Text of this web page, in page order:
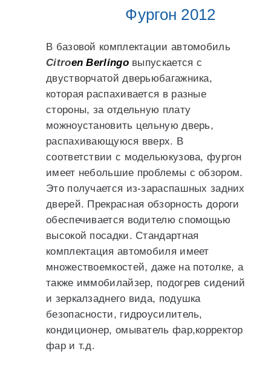
Фургон 2012
В базовой комплектации автомобиль
Citroеn Berlingoвыпускается с
двустворчатой дверьюбагажника,
которая распахивается в разные
стороны, за отдельную плату
можноустановить цельную дверь,
распахивающуюся вверх. В
соответствии с модельюкузова, фургон
имеет небольшие проблемы с обзором.
Это получается из-зараспашных задних
дверей. Прекрасная обзорность дороги
обеспечивается водителю спомощью
высокой посадки. Стандартная
комплектация автомобиля имеет
множествоемкостей, даже на потолке, а
также иммобилайзер, подогрев сидений
и зеркалзаднего вида, подушка
безопасности, гидроусилитель,
кондиционер, омыватель фар,корректор
фар и т.д.